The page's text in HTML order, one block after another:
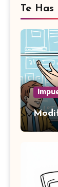
Te Has